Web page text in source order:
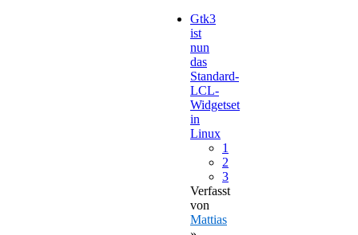
Gtk3
ist
nun
das
Standard-
LCL-
Widgetset
in
Linux
1
2
3
Verfasst
von
Mattias